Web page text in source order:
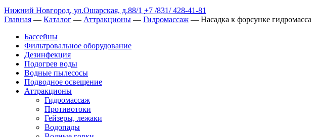
Нижний Новгород, ул.Ошарская, д.88/1 +7 /831/428-41-81
Главная — Каталог — Аттракционы — Гидромассаж — Насадка к форсунке
Бассейны
Фильтровальное оборудование
Дезинфекция
Подогрев воды
Водные пылесосы
Подводное освещение
Аттракционы
Гидромассаж
Противотоки
Гейзеры, лежаки
Водопады